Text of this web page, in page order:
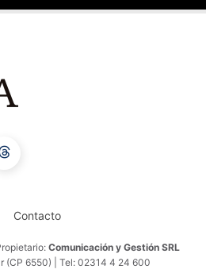
Contacto
Comunicación y Gestión SRL
(CP 6550) | Tel: 02314 4 24 600